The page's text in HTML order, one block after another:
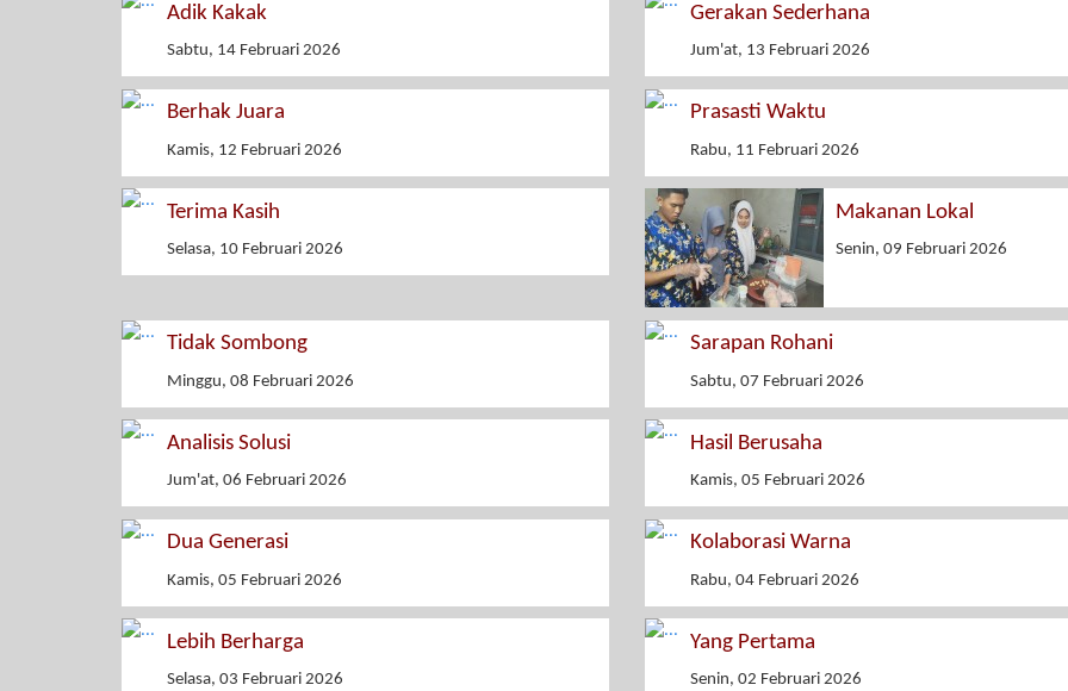
Adik Kakak
Sabtu, 14 Februari 2026
Gerakan Sederhana
Jum'at, 13 Februari 2026
Berhak Juara
Kamis, 12 Februari 2026
Prasasti Waktu
Rabu, 11 Februari 2026
Terima Kasih
Selasa, 10 Februari 2026
Makanan Lokal
Senin, 09 Februari 2026
Tidak Sombong
Minggu, 08 Februari 2026
Sarapan Rohani
Sabtu, 07 Februari 2026
Analisis Solusi
Jum'at, 06 Februari 2026
Hasil Berusaha
Kamis, 05 Februari 2026
Dua Generasi
Kamis, 05 Februari 2026
Kolaborasi Warna
Rabu, 04 Februari 2026
Lebih Berharga
Selasa, 03 Februari 2026
Yang Pertama
Senin, 02 Februari 2026